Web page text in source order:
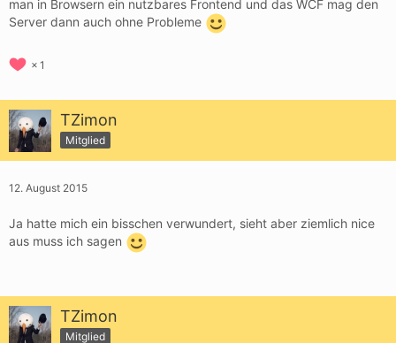
man in Browsern ein nutzbares Frontend und das WCF mag den
Server dann auch ohne Probleme
1
TZimon
Mitglied
12. August 2015
Ja hatte mich ein bisschen verwundert, sieht aber ziemlich nice
aus muss ich sagen
TZimon
Mitglied